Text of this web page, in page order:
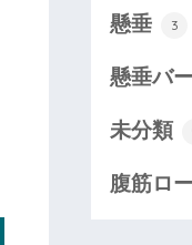
懸垂 3
懸垂バー
未分類
腹筋ロ